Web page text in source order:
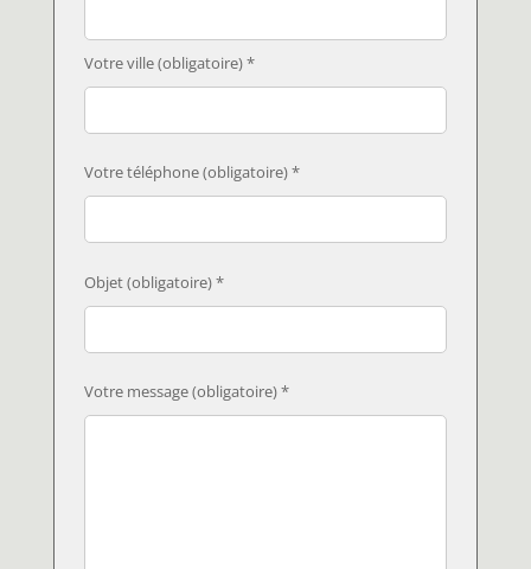
Votre ville (obligatoire) *
Votre téléphone (obligatoire) *
Objet (obligatoire) *
Votre message (obligatoire) *